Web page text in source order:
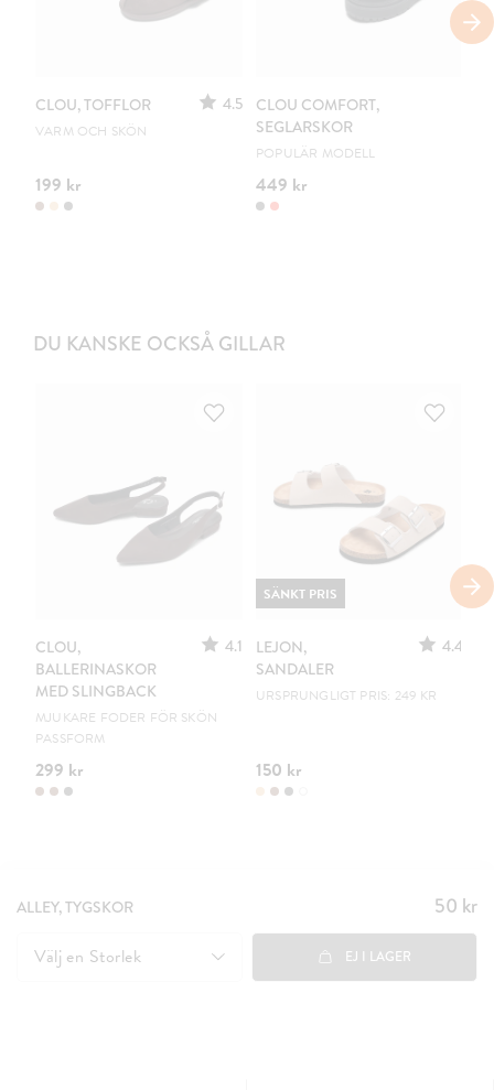
CLOU, TOFFLOR 4.5
VARM OCH SKÖN
199 kr
CLOU COMFORT,
SEGLARSKOR
POPULÄR MODELL
449 kr
DU KANSKE OCKSÅ GILLAR
CLOU,
BALLERINASKOR
MED SLINGBACK
4.1
MJUKARE FODER FÖR SKÖN
PASSFORM
299 kr
LEJON,
SANDALER
4.4
URSPRUNGLIGT PRIS: 249 KR
150 kr
SÄNKT PRIS
ALLEY, TYGSKOR Pris:
50 kr
50 kr
Välj en Storlek EJ I LAGER